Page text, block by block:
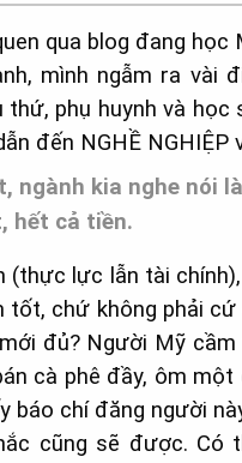
qua blog đang học
mình ngẫm ra vài
phụ huynh và học
đến NGHỀ NGHIỆP
ngành kia nghe nói
hết cả tiền.
lực lẫn tài
tốt, chứ không phải
đủ? Người Mỹ
cà phê đầy, ôm
báo chí đăng người
cũng sẽ được. Có